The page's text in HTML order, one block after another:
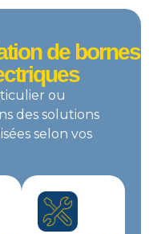
de bornes
ou
des solutions
selon vos